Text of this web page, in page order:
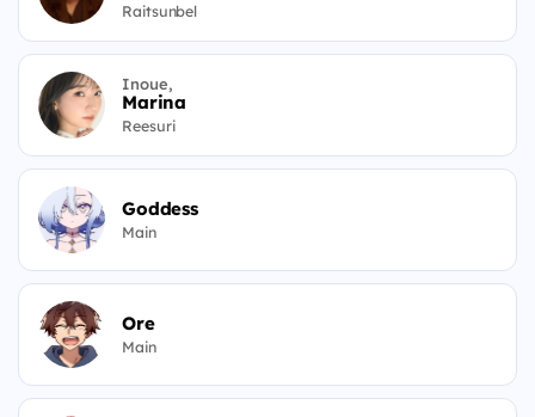
Raitsunbel
Inoue,
Marina
Reesuri
Goddess
Main
Ore
Main